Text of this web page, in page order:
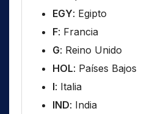
EGY: Egipto
F: Francia
G: Reino Unido
HOL: Países Bajos
I: Italia
IND: India